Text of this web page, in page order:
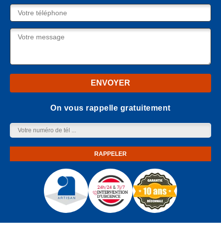
On vous rappelle gratuitement